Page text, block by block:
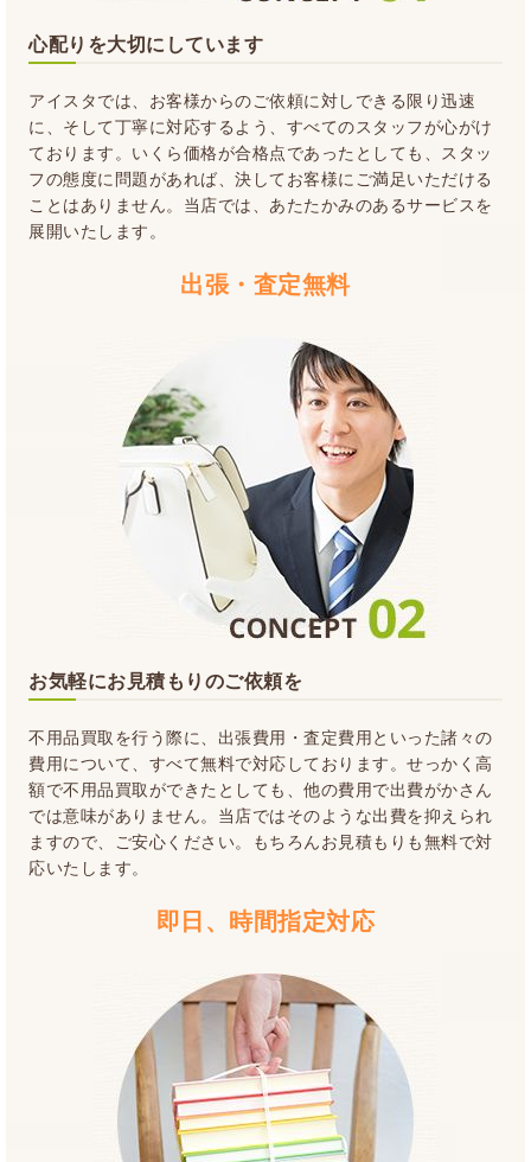
心配りを大切にしています
アイスタでは、お客様からのご依頼に対しできる限り迅速
に、そして丁寧に対応するよう、すべてのスタッフが心がけ
ております。いくら価格が合格点であったとしても、スタッ
フの態度に問題があれば、決してお客様にご満足いただける
ことはありません。当店では、あたたかみのあるサービスを
展開いたします。
出張・査定無料
お気軽にお見積もりのご依頼を
不用品買取を行う際に、出張費用・査定費用といった諸々の
費用について、すべて無料で対応しております。せっかく高
額で不用品買取ができたとしても、他の費用で出費がかさん
では意味がありません。当店ではそのような出費を抑えられ
ますので、ご安心ください。もちろんお見積もりも無料で対
応いたします。
即日、時間指定対応